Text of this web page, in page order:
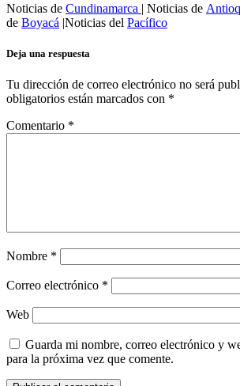
Noticias de Cundinamarca | Noticias de
de Boyacá |Noticias del Pacífico
Deja una respuesta
Tu dirección de correo electrónico no será
obligatorios están marcados con *
Comentario *
Nombre *
Correo electrónico *
Web
Guarda mi nombre, correo electrónico y
para la próxima vez que comente.